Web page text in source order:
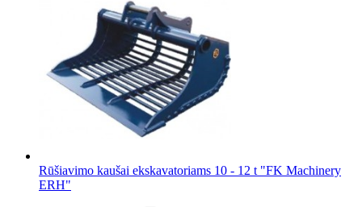
Rūšiavimo kaušai ekskavatoriams 10 - 12 t "FK Machinery
ERH"